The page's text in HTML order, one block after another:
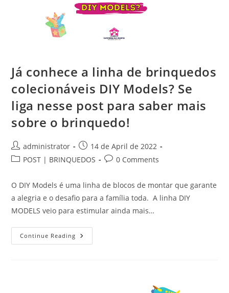
Já conhece a linha de brinquedos
colecionáveis DIY Models? Se
liga nesse post para saber mais
sobre o brinquedo!
Post
author:
administrator
Post
published:
14 de April de 2022
PostPOST | BRINQUEDOS
Post0 Comments
O DIY Models é uma linha de blocos de montar que garante
a alegria e o desafio para a família toda. A linha DIY
MODELS veio para estimular ainda mais…
Continue Reading Já
Conhece